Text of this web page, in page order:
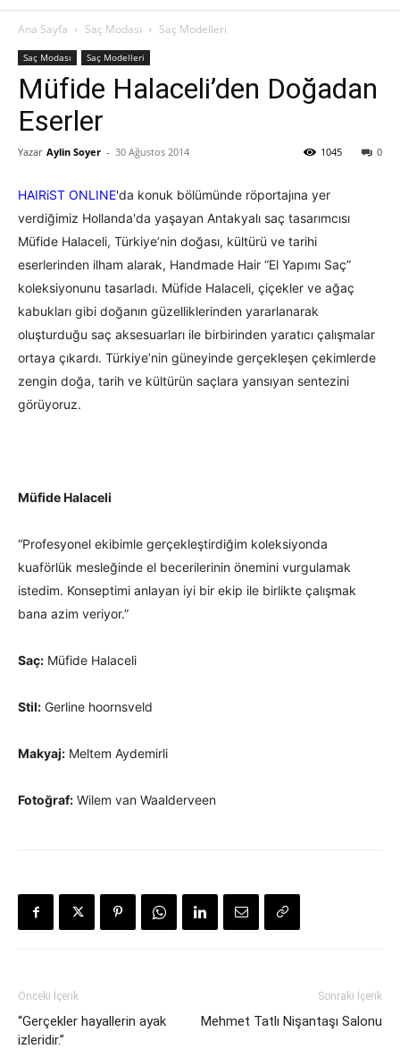
Ana Sayfa Saç Modası Saç Modelleri
Saç Modası Saç Modelleri
Müfide Halaceli’den Doğadan
Eserler
Yazar Aylin Soyer - 30 Ağustos 2014 0
1045
HAIRiST ONLINE'da konuk bölümünde röportajına yer
verdiğimiz Hollanda'da yaşayan Antakyalı saç tasarımcısı
Müfide Halaceli, Türkiye’nin doğası, kültürü ve tarihi
eserlerinden ilham alarak, Handmade Hair “El Yapımı Saç”
koleksiyonunu tasarladı. Müfide Halaceli, çiçekler ve ağaç
kabukları gibi doğanın güzelliklerinden yararlanarak
oluşturduğu saç aksesuarları ile birbirinden yaratıcı çalışmalar
ortaya çıkardı. Türkiye’nin güneyinde gerçekleşen çekimlerde
zengin doğa, tarih ve kültürün saçlara yansıyan sentezini
görüyoruz.
Müfide Halaceli
“Profesyonel ekibimle gerçekleştirdiğim koleksiyonda
kuaförlük mesleğinde el becerilerinin önemini vurgulamak
istedim. Konseptimi anlayan iyi bir ekip ile birlikte çalışmak
bana azim veriyor.”
Saç: Müfide Halaceli
Stil: Gerline hoornsveld
Makyaj: Meltem Aydemirli
Fotoğraf: Wilem van Waalderveen
Önceki İçerik
“Gerçekler hayallerin ayak
izleridir.”
Sonraki İçerik
Mehmet Tatlı Nişantaşı Salonu